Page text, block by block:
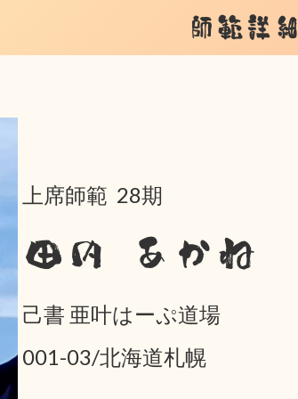
師範詳細
上席師範 28期
田内 あかね
己書 亜叶はーぷ道場
001-03/北海道札幌